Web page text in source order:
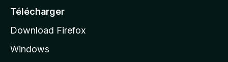
e
l
d
Télécharger
Download Firefox
Windows